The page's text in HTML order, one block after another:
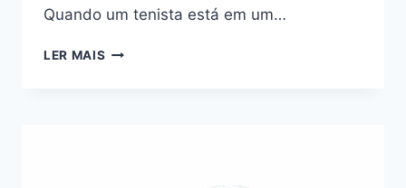
Quando um tenista está em um…
LER MAIS RAQUETE